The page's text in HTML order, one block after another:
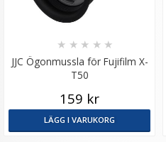
JJC Ögonmussla för Fujifilm X-
T50
★ ★ ★ ★ ★
159 kr
LÄGG I VARUKORG